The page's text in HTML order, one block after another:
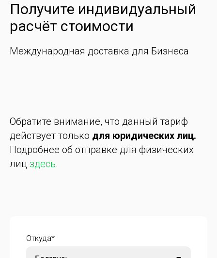
Получите индивидуальный
расчёт стоимости
Международная доставка для Бизнеса
Обратите внимание, что данный тариф
действует только для юридических лиц.
Подробнее об отправке для физических
лиц здесь.
Откуда*